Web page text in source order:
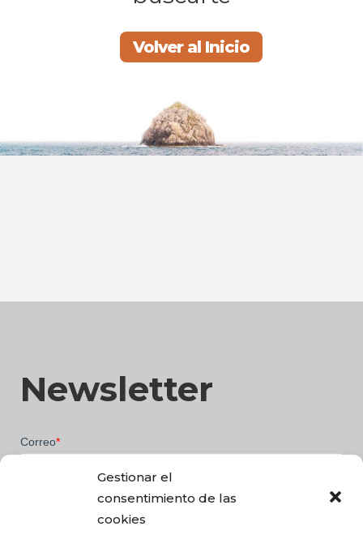
Gestionar el
consentimiento de las
cookies
Volver al Inicio
Newsletter